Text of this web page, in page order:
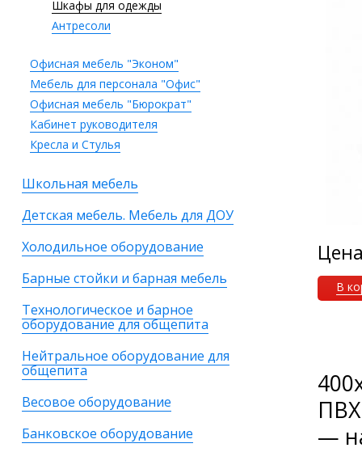
Шкафы для одежды
Антресоли
Офисная мебель "Эконом"
Мебель для персонала "Офис"
Офисная мебель "Бюрократ"
Кабинет руководителя
Кресла и Стулья
Школьная мебель
Детская мебель. Мебель для ДОУ
Холодильное оборудование
Барные стойки и барная мебель
Технологическое и барное
оборудование для общепита
Нейтральное оборудование для
общепита
Весовое оборудование
Банковское оборудование
В
—